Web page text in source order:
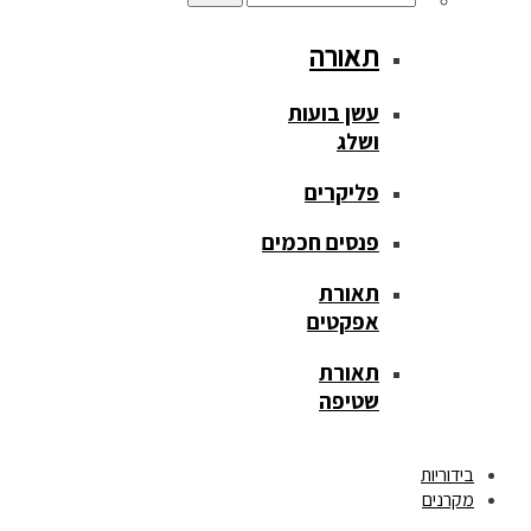
תאורה
עשן בועות
ושלג
פליקרים
פנסים חכמים
תאורת
אפקטים
תאורת
שטיפה
בידוריות
מקרנים